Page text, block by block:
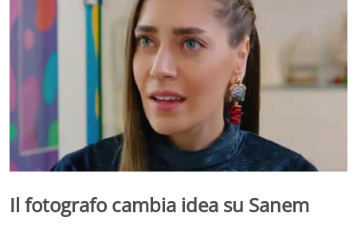
Il fotografo cambia idea su Sanem